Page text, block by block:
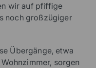
wir auf pfiffige
noch großzügiger
Übergänge, etwa
sorgen